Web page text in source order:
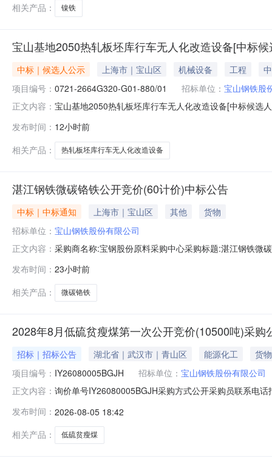
相关产品：
镍铁
宝山基地2050热轧板坯库行车无人化改造设备[中标
中标｜候选人公示 上海市｜宝山区 机械设备 工程
项目编号： 0721-2664G320-G01-880/01 招标单位： 宝山钢铁股
正文内容： 宝山基地2050热轧板坯库行车无人化改造设备[中标候选
人化改造设备的中标候选人，现公示如下：一、评标情
发布时间： 12小时前
相关产品：
热轧板坯库行车无人化改造设备
湛江钢铁微碳铬铁公开竞价(60计价)中标公告
中标｜中标通知 上海市｜宝山区 其他
货物
招标单位： 宝山钢铁股份有限公司
正文内容： 采购商名称:宝钢股份原料采购中心采购标题:湛江钢铁微
发布时间： 23小时前
相关产品：
微碳铬铁
2028年8月低硫贫瘦煤第一次公开竞价(10500吨)采购
招标｜招标公告 湖北省｜武汉市｜青山区 能源化工
货物
项目编号： IY26080005BGJH 招标单位： 宝山钢铁股份有限公司
正文内容： 询价单号IY26080005BGJH采购方式公开采购员联系电
证金额度：2000000.0元三、商务条款：定价说明：湿
发布时间： 2026-08-05 18:42
相关产品：
低硫贫瘦煤